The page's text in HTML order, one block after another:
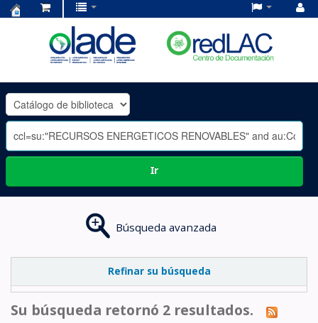
OLADE
-
Ir
Búsqueda avanzada
Refinar su búsqueda
Su búsqueda retornó 2 resultados.